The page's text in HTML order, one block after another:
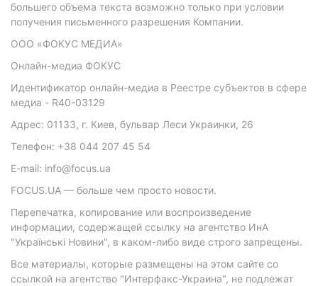
большего объема текста возможно только при условии
получения письменного разрешения Компании.
ООО «ФОКУС МЕДИА»
Онлайн-медиа ФОКУС
Идентификатор онлайн-медиа в Реестре субъектов в сфере
медиа - R40-03129
Адрес: 01133, г. Киев, бульвар Леси Украинки, 26
Телефон: +38 044 207 45 54
E-mail: info@focus.ua
FOCUS.UA — больше чем просто новости.
Перепечатка, копирование или воспроизведение
информации, содержащей ссылку на агентство ИнА
"Українські Новини", в каком-либо виде строго запрещены.
Все материалы, которые размещены на этом сайте со
ссылкой на агентство "Интерфакс-Украина", не подлежат